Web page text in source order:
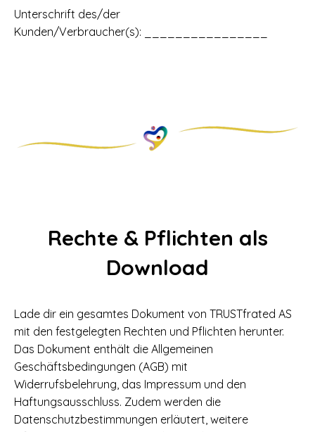
Unterschrift des/der
Kunden/Verbraucher(s):
Rechte & Pflichten als
Download
Lade dir ein gesamtes Dokument von TRUSTfrated AS
mit den festgelegten Rechten und Pflichten herunter.
Das Dokument enthält die Allgemeinen
Geschäftsbedingungen (AGB) mit
Widerrufsbelehrung, das Impressum und den
Haftungsausschluss. Zudem werden die
Datenschutzbestimmungen erläutert, weitere